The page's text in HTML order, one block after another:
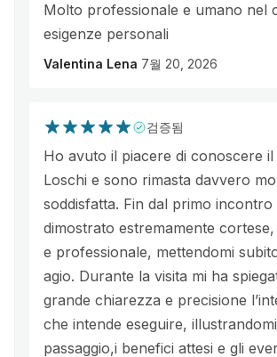
Molto professionale e umano nel
esigenze personali
Valentina Lena 7월 20, 2026
검증됨
Ho avuto il piacere di conoscere
Loschi e sono rimasta davvero
soddisfatta. Fin dal primo incontro
dimostrato estremamente
e professionale, mettendomi
agio. Durante la visita mi ha
grande chiarezza e precisione
che intende eseguire,
passaggio,i benefici attesi e gli